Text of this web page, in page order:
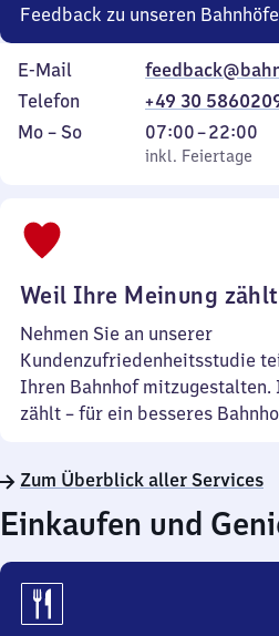
Feedback zu unseren
E-Mail
Telefon
+49 30
Montag
Mo – So,
inkl. Feiertage
07:00–22:00
Von
7
inkl. Feiertage
Weil Ihre Meinung
Nehmen Sie an unserer
Kundenzufriedenheitsstudie
Ihren Bahnhof mitzugestalten.
zählt – für ein besseres
Zum Überblick aller Services
Einkaufen und